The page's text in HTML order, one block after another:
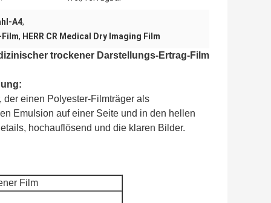
A4,
, HERR CR Medical Dry Imaging Film
trockener Darstellungs-Ertrag-Film
einen Polyester-Filmträger als
Emulsion auf einer Seite und in den hellen
hochauflösend und die klaren Bilder.
Film